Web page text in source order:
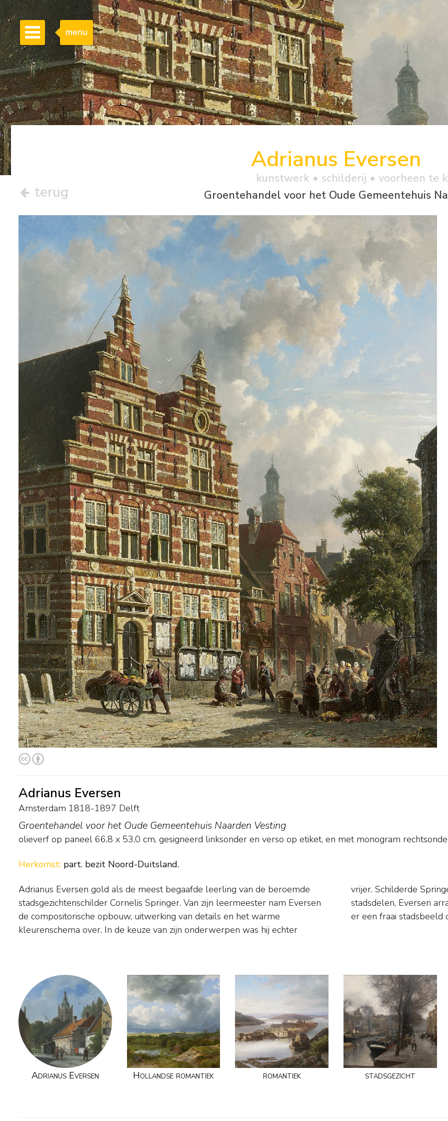
menu
terug
Adrianus Eversen
kunstwerk • schilderij • voorheen te
Groentehandel voor het Oude Gemeentehuis
Adrianus Eversen
Amsterdam 1818-1897 Delft
Groentehandel voor het Oude Gemeentehuis Naarden Vesting
olieverf op paneel 66,8 x 53,0 cm, gesigneerd linksonder en verso op etiket, en met monogram
Herkomst: part. bezit Noord-Duitsland.
Adrianus Eversen gold als de meest begaafde leerling van de beroemde
stadsgezichtenschilder Cornelis Springer. Van zijn leermeester nam Eversen
de compositorische opbouw, uitwerking van details en het warme
kleurenschema over. In de keuze van zijn onderwerpen was hij echter
vrijer. Schilderde Springer vooral 'portretten' van bestaande gebouwen en
stadsdelen, Eversen arrangeerde zijn dorpen en straatjes doorgaans zó dat
er een fraai stadsbeeld
Adrianus Eversen Hollandse romantiek romantiek stadsgezicht